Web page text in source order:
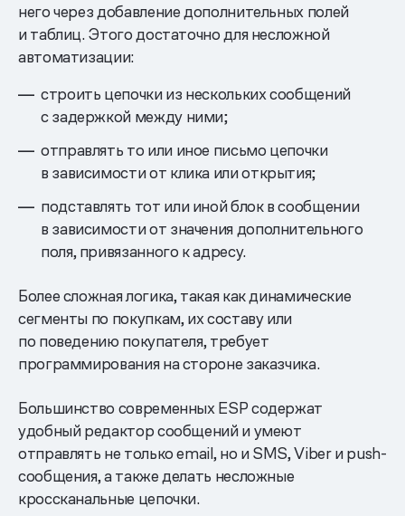
него через добавление дополнительных полей
и таблиц. Этого достаточно для несложной
автоматизации:
строить цепочки из нескольких сообщений
с задержкой между ними;
отправлять то или иное письмо цепочки
в зависимости от клика или открытия;
подставлять тот или иной блок в сообщении
в зависимости от значения дополнительного
поля, привязанного к адресу.
Более сложная логика, такая как динамические
сегменты по покупкам, их составу или
по поведению покупателя, требует
программирования на стороне заказчика.
Большинство современных ESP содержат
удобный редактор сообщений и умеют
отправлять не только email, но и SMS, Viber и push-
сообщения, а также делать несложные
кроссканальные цепочки.